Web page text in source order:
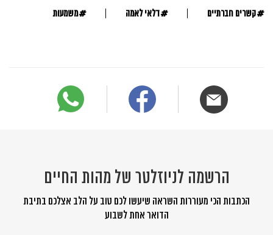
#קשרים חברתיים #דלאי לאמה #משמעות
הרשמה לניוזלטר של מהות החיים
הכתבות הכי מעוררות השראה שיעשו לכם טוב על הלב אצלכם בתיבת
הדואר אחת לשבוע